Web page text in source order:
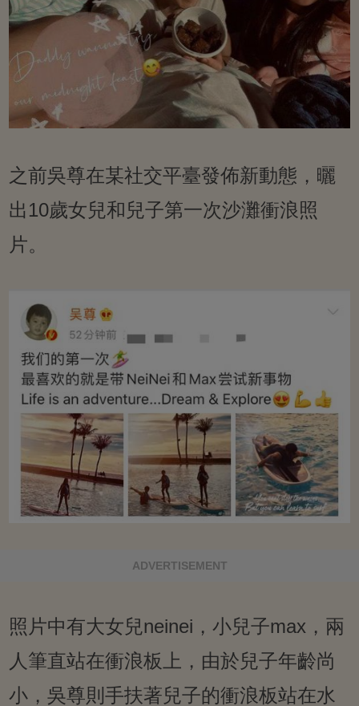
之前吳尊在某社交平臺發佈新動態，曬
出10歲女兒和兒子第一次沙灘衝浪照
片。
ADVERTISEMENT
照片中有大女兒neinei，小兒子max，兩
人筆直站在衝浪板上，由於兒子年齡尚
小，吳尊則手扶著兒子的衝浪板站在水